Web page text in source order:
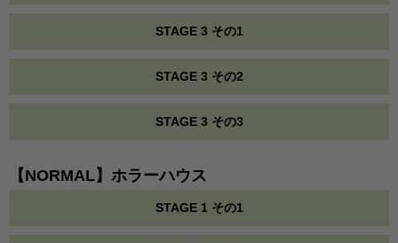
STAGE 3 その1
STAGE 3 その2
STAGE 3 その3
【NORMAL】ホラーハウス
STAGE 1 その1